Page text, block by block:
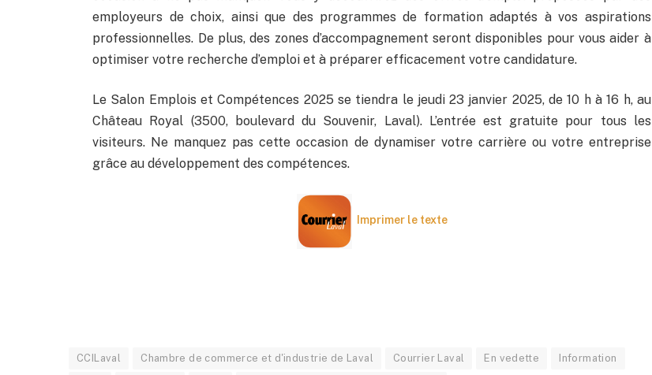
employeurs de choix, ainsi que des programmes de formation adaptés à vos aspirations
professionnelles. De plus, des zones d’accompagnement seront disponibles pour vous aider à
optimiser votre recherche d’emploi et à préparer efficacement votre candidature.
Le Salon Emplois et Compétences 2025 se tiendra le jeudi 23 janvier 2025, de 10 h à 16 h, au
Château Royal (3500, boulevard du Souvenir, Laval). L’entrée est gratuite pour tous les
visiteurs. Ne manquez pas cette occasion de dynamiser votre carrière ou votre entreprise
grâce au développement des compétences.
Imprimer le texte
CCILaval Chambre de commerce et d'industrie de Laval Courrier Laval En vedette Information